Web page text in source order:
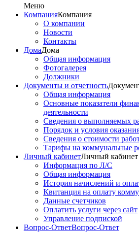
Меню
КомпанияКомпания
О компании
Новости
Контакты
ДомаДома
Общая информация
Фотогалерея
Должники
Документы и отчетность
Общая информация
Основные показатели
деятельности
Сведения о выполняемых
Порядок и условия
Сведения о стоимости
Тарифы на коммунальные
Личный кабинетЛичный кабинет
Информация по Л/С
Общая информация
История начислений и
Квитанция на оплату
Данные счетчиков
Оплатить услуги через сайт
Управление подпиской
Вопрос-ОтветВопрос-Ответ